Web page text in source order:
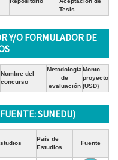
Tesis
Y/O FORMULADOR DE
Nombre del
concurso
Metodología
de
evaluación
Monto
proyecto
(USD)
SUNEDU)
País de
Estudios
Fuente